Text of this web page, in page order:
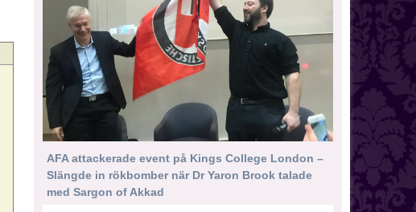
AFA attackerade event på Kings College London –
Slängde in rökbomber när Dr Yaron Brook talade
med Sargon of Akkad